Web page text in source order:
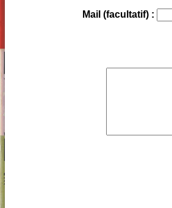
Mail (facultatif) :